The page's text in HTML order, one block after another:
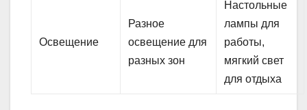
Освещение
Разное
освещение для
разных зон
Настольные
лампы для
работы,
мягкий свет
для отдыха